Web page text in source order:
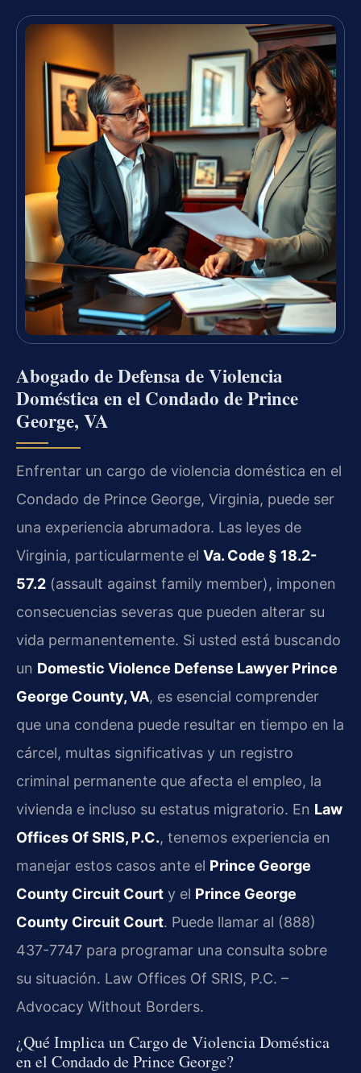
Abogado de Defensa de Violencia
Doméstica en el Condado de Prince
George, VA
Enfrentar un cargo de violencia doméstica en el
Condado de Prince George, Virginia, puede ser
una experiencia abrumadora. Las leyes de
Virginia, particularmente el Va. Code § 18.2-
57.2 (assault against family member), imponen
consecuencias severas que pueden alterar su
vida permanentemente. Si usted está buscando
un Domestic Violence Defense Lawyer Prince
George County, VA, es esencial comprender
que una condena puede resultar en tiempo en la
cárcel, multas significativas y un registro
criminal permanente que afecta el empleo, la
vivienda e incluso su estatus migratorio. En Law
Offices Of SRIS, P.C., tenemos experiencia en
manejar estos casos ante el Prince George
County Circuit Court y el Prince George
County Circuit Court. Puede llamar al (888)
437-7747 para programar una consulta sobre
su situación. Law Offices Of SRIS, P.C. –
Advocacy Without Borders.
¿Qué Implica un Cargo de Violencia Doméstica
en el Condado de Prince George?